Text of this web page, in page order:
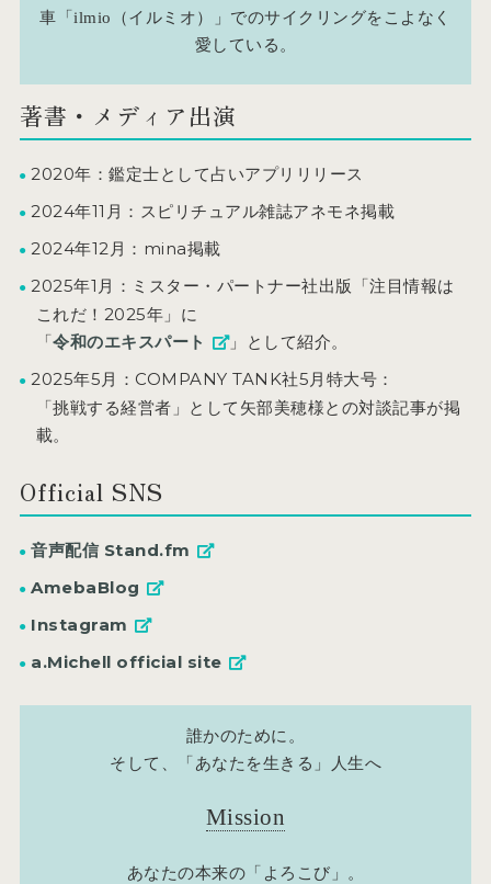
車「ilmio（イルミオ）」でのサイクリングをこよなく
愛している。
著書・メディア出演
2020年：鑑定士として占いアプリリリース
2024年11月：スピリチュアル雑誌アネモネ掲載
2024年12月：mina掲載
2025年1月：ミスター・パートナー社出版「注目情報は
これだ！2025年」に
「令和のエキスパート
」として紹介。
2025年5月：COMPANY TANK社5月特大号：
「挑戦する経営者」として矢部美穂様との対談記事が掲
載。
Official SNS
音声配信 Stand.fm
AmebaBlog
Instagram
a.Michell official site
誰かのために。
そして、「あなたを生きる」人生へ
Mission
あなたの本来の「よろこび」。